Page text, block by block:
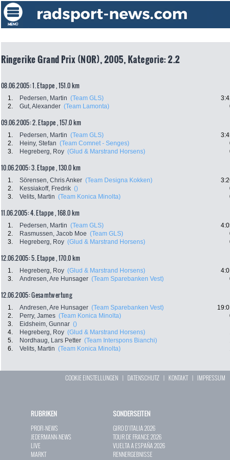
Ringerike Grand Prix (NOR), 2005, Kategorie: 2.2
08.06.2005: 1. Etappe , 151.0 km
1. Pedersen, Martin (Team GLS)
2.
Gut, Alexander (Team Lamonta)
09.06.2005: 2. Etappe , 157.0 km
1. Pedersen, Martin (Team GLS)
2.
Heiny, Stefan (Team Comnet - Senges)
3.
Hegreberg, Roy (Glud & Marstrand Horsens)
10.06.2005: 3. Etappe , 130.0 km
1. Sörensen, Chris Anker (Team Designa Kokken)
2.
Kessiakoff, Fredrik ()
3.
Velits, Martin (Team Konica Minolta)
11.06.2005: 4. Etappe , 168.0 km
1. Pedersen, Martin (Team GLS)
2.
Rasmussen, Jacob Moe (Team GLS)
3.
Hegreberg, Roy (Glud & Marstrand Horsens)
12.06.2005: 5. Etappe , 170.0 km
1. Hegreberg, Roy (Glud & Marstrand Horsens)
3.
Andresen, Are Hunsager (Team Sparebanken Vest)
12.06.2005: Gesamtwertung
1. Andresen, Are Hunsager (Team Sparebanken Vest)
2.
Perry, James (Team Konica Minolta)
3.
Eidsheim, Gunnar ()
4.
Hegreberg, Roy (Glud & Marstrand Horsens)
5.
Nordhaug, Lars Petter (Team Interspons Bianchi)
6.
Velits, Martin (Team Konica Minolta)
COOKIE EINSTELLUNGEN | DATENSCHUTZ | KONTAKT| IMPRESSUM
RUBRIKEN
PROFI-NEWS
JEDERMANN-NEWS
LIVE
MARKT
SONDERSEITEN
GIRO D`ITALIA 2026
TOUR DE FRANCE 2026
VUELTA A ESPAÑA 2026
RENNERGEBNISSE